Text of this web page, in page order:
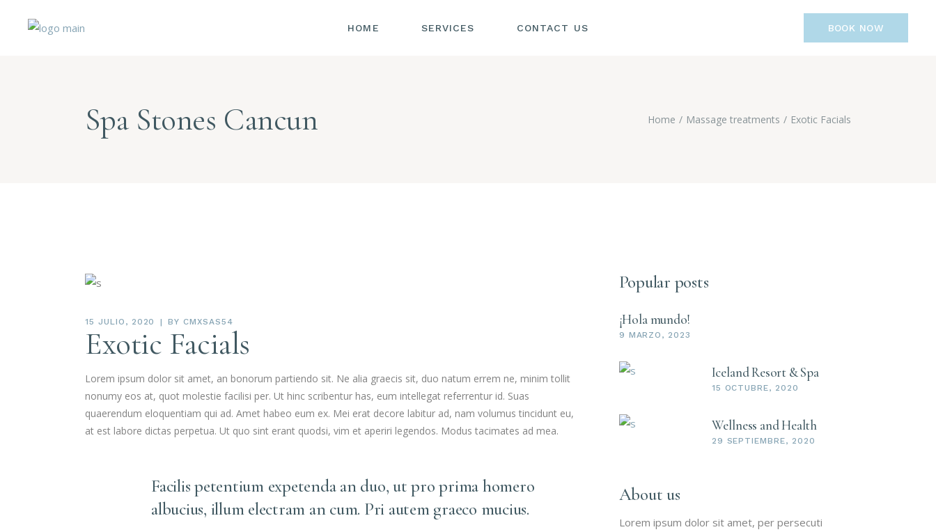
HOME SERVICES CONTACT US BOOK NOW
Spa Stones Cancun Home Massage treatments Exotic Facials
15 JULIO, 2020 BY CMXSAS54
Exotic Facials
Lorem ipsum dolor sit amet, an bonorum partiendo sit. Ne alia graecis sit, duo natum errem ne, minim tollit
nonumy eos at, quot molestie facilisi per. Ut hinc scribentur has, eum intellegat referrentur id. Suas
quaerendum eloquentiam qui ad. Amet habeo eum ex. Mei erat decore labitur ad, nam volumus tincidunt eu,
at est labore dictas perpetua. Ut quo sint erant quodsi, vim et aperiri legendos. Modus tacimates ad mea.
Facilis petentium expetenda an duo, ut pro prima homero
albucius, illum electram an cum. Pri autem graeco mucius.
Popular posts
¡Hola mundo!
9 MARZO, 2023
Iceland Resort & Spa
15 OCTUBRE, 2020
Wellness and Health
29 SEPTIEMBRE, 2020
About us
Lorem ipsum dolor sit amet, per persecuti